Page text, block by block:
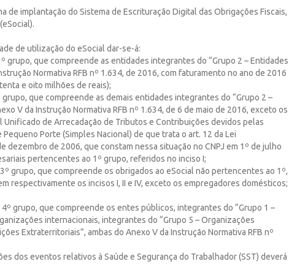
de implantação do Sistema de Escrituração Digital das Obrigações Fiscais,
de utilização do eSocial dar-se-á:
grupo, que compreende as entidades integrantes do “Grupo 2 – Entidades
Normativa RFB nº 1.634, de 2016, com faturamento no ano de 2016
e oito milhões de reais);
grupo, que compreende as demais entidades integrantes do “Grupo 2 –
V da Instrução Normativa RFB nº 1.634, de 6 de maio de 2016, exceto os
Unificado de Arrecadação de Tributos e Contribuições devidos pelas
Porte (Simples Nacional) de que trata o art. 12 da Lei
dezembro de 2006, que constam nessa situação no CNPJ em 1º de julho
pertencentes ao 1º grupo, referidos no inciso I;
grupo, que compreende os obrigados ao eSocial não pertencentes ao 1º,
respectivamente os incisos I, II e IV, exceto os empregadores domésticos;
4º grupo, que compreende os entes públicos, integrantes do “Grupo 1 –
internacionais, integrantes do “Grupo 5 – Organizações
Extraterritoriais”, ambas do Anexo V da Instrução Normativa RFB nº
dos eventos relativos à Saúde e Segurança do Trabalhador (SST) deverá